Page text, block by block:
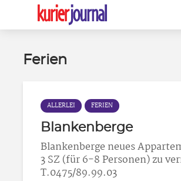
Ferien
ALLERLEI FERIEN
Blankenberge
Blankenberge neues
3 SZ (für 6-8 Personen) zu
T.0475/89.99.03